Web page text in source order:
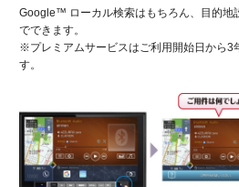
Google™ ローカル検索はもちろん、目的地
でできます。
※プレミアムサービスはご利用開始日から3
す。